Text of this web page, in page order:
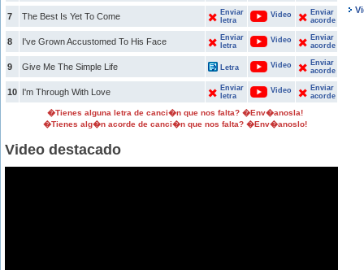
7 The Best Is Yet To Come
Enviar
letra
Video
Enviar
acorde
8 I've Grown Accustomed To His Face
Enviar
letra
Video
Enviar
acorde
9 Give Me The Simple Life Letra Video
Enviar
acorde
10 I'm Through With Love
Enviar
letra
Video
Enviar
acorde
�Tienes alguna letra de canci�n que nos falta? �Env�anosla!
�Tienes alg�n acorde de canci�n que nos falta? �Env�anoslo!
Video destacado